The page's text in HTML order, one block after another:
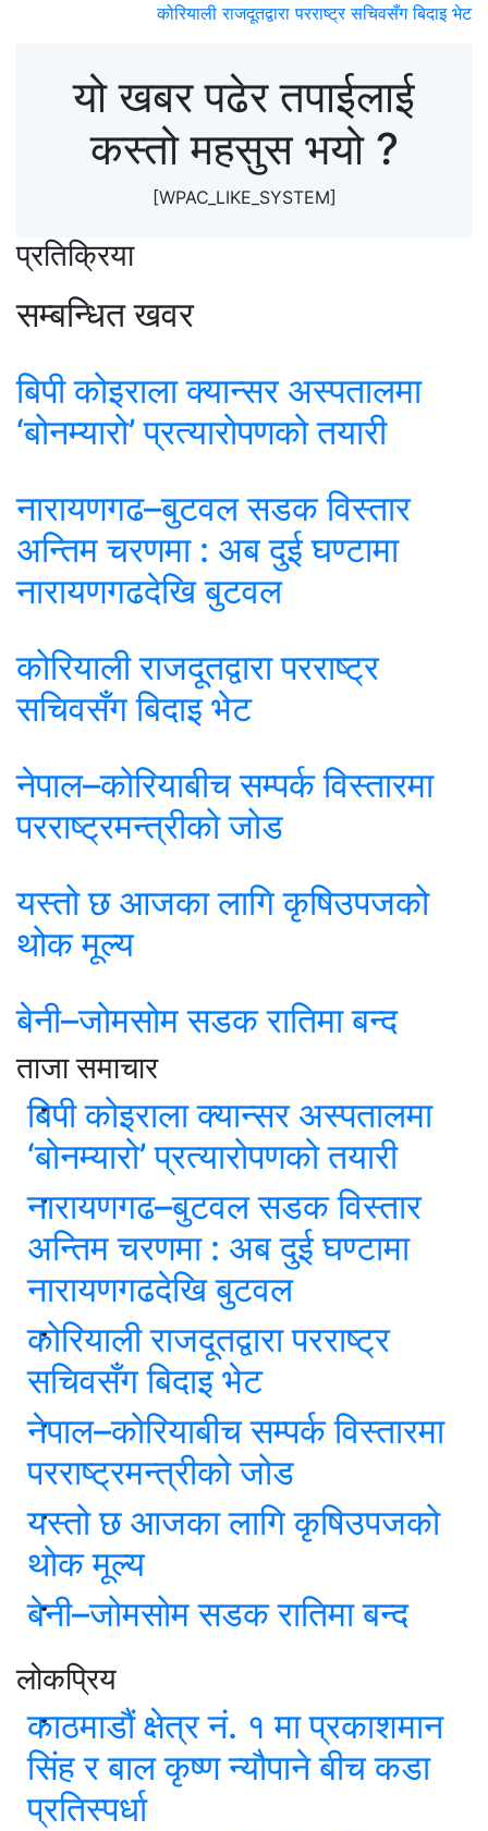
कोरियाली राजदूतद्वारा परराष्ट्र सचिवसँग बिदाइ भेट
यो खबर पढेर तपाईलाई
कस्तो महसुस भयो ?
[WPAC_LIKE_SYSTEM]
प्रतिक्रिया
सम्बन्धित खवर
बिपी कोइराला क्यान्सर अस्पतालमा
‘बोनम्यारो’ प्रत्यारोपणको तयारी
नारायणगढ–बुटवल सडक विस्तार
अन्तिम चरणमा : अब दुई घण्टामा
नारायणगढदेखि बुटवल
कोरियाली राजदूतद्वारा परराष्ट्र
सचिवसँग बिदाइ भेट
नेपाल–कोरियाबीच सम्पर्क विस्तारमा
परराष्ट्रमन्त्रीको जोड
यस्तो छ आजका लागि कृषिउपजको
थोक मूल्य
बेनी–जोमसोम सडक रातिमा बन्द
ताजा समाचार
बिपी कोइराला क्यान्सर अस्पतालमा
‘बोनम्यारो’ प्रत्यारोपणको तयारी
नारायणगढ–बुटवल सडक विस्तार
अन्तिम चरणमा : अब दुई घण्टामा
नारायणगढदेखि बुटवल
कोरियाली राजदूतद्वारा परराष्ट्र
सचिवसँग बिदाइ भेट
नेपाल–कोरियाबीच सम्पर्क विस्तारमा
परराष्ट्रमन्त्रीको जोड
यस्तो छ आजका लागि कृषिउपजको
थोक मूल्य
बेनी–जोमसोम सडक रातिमा बन्द
लोकप्रिय
काठमाडौं क्षेत्र नं. १ मा प्रकाशमान
सिंह र बाल कृष्ण न्यौपाने बीच कडा
प्रतिस्पर्धा